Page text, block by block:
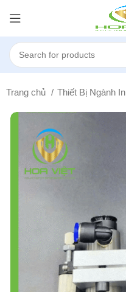
Trang chủ Thiết Bị Ngành In